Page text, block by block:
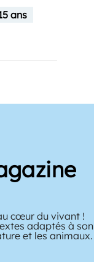
ans
cœur du vivant !
adaptés à son
et les animaux.